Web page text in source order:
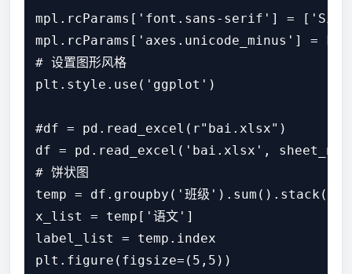
mpl.rcParams['font.sans-serif'] =
mpl.rcParams['axes.unicode_minus'] =
# 设置图形风格
plt.style.use('ggplot')
#df = pd.read_excel(r"bai.xlsx")
df = pd.read_excel('bai.xlsx',
# 饼状图
temp = df.groupby('班级
x_list = temp['语文']
label_list = temp.index
plt.figure(figsize=(5,5))